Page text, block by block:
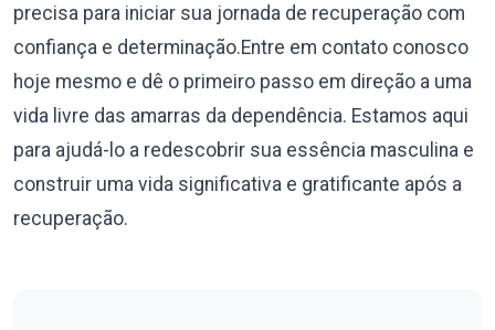
precisa para iniciar sua jornada de recuperação com
confiança e determinação.Entre em contato conosco
hoje mesmo e dê o primeiro passo em direção a uma
vida livre das amarras da dependência. Estamos aqui
para ajudá-lo a redescobrir sua essência masculina e
construir uma vida significativa e gratificante após a
recuperação.